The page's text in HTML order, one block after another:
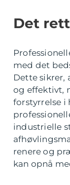
Det
med det
Dette sikrer,
og effektivt,
forstyrrelse i
industrielle
renere og
kan opnå